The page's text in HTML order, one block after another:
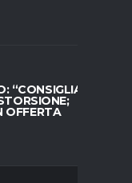
“CONSIGLIATO
OFFERTA